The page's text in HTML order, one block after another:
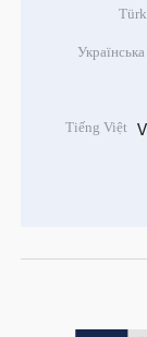
Українська
Tiếng Việt